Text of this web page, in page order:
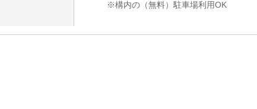
※構内の（無料）駐車場利用OK